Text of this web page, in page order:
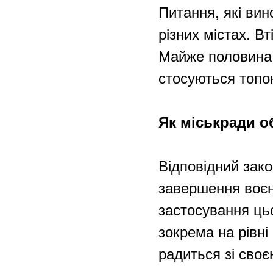
Питання, які
різних містах.
Майже половина
стосуються
Як міськради
Відповідний
завершення
застосування
зокрема на
радиться зі